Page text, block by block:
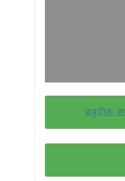
प्राकृतिक